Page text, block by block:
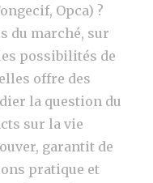
Opca) ?
du marché, sur
possibilités de
offre des
la question du
sur la vie
garantit de
pratique et